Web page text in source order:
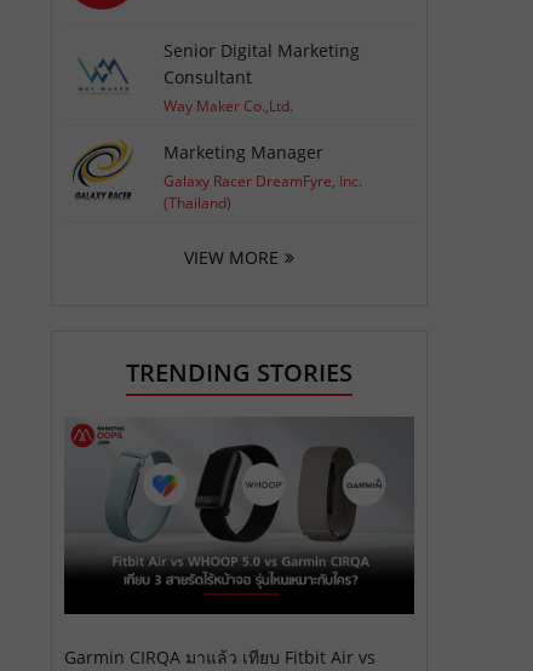
Senior Digital Marketing
Consultant
Way Maker Co.,Ltd.
Marketing Manager
Galaxy Racer DreamFyre, Inc.
(Thailand)
VIEW MORE
TRENDING STORIES
Garmin CIRQA มาแล้ว เทียบ Fitbit Air vs